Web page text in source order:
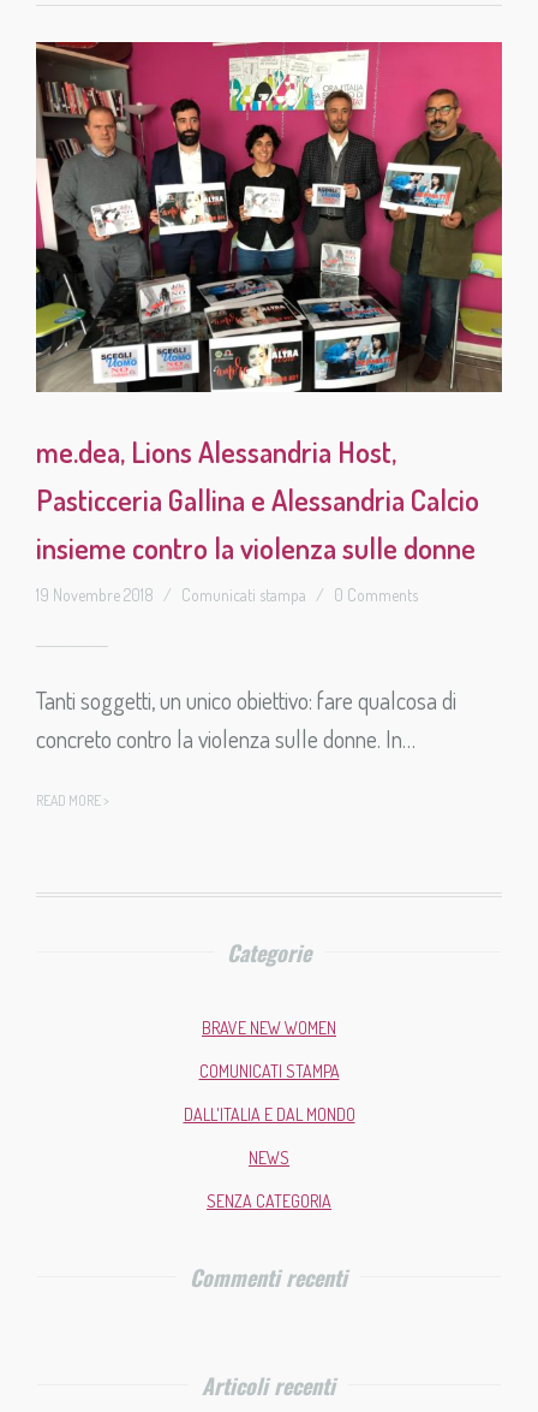
me.dea, Lions Alessandria Host,
Pasticceria Gallina e Alessandria Calcio
insieme contro la violenza sulle donne
19 Novembre 2018 / Comunicati stampa / 0 Comments
Tanti soggetti, un unico obiettivo: fare qualcosa di
concreto contro la violenza sulle donne. In…
READ MORE >
Categorie
BRAVE NEW WOMEN
COMUNICATI STAMPA
DALL'ITALIA E DAL MONDO
NEWS
SENZA CATEGORIA
Commenti recenti
Articoli recenti